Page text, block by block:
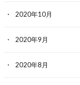
2020年10月
2020年9月
2020年8月